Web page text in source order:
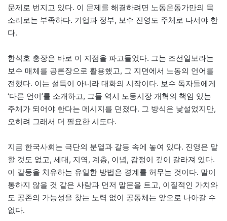
문제로 번지고 있다. 이 문제를 해결하려면 노동운동가만의 목
소리로는 부족하다. 기업과 정부, 보수 진영도 주체로 나서야 한
다.
한석호 총장은 바로 이 지점을 파고들었다. 그는 조선일보라는
보수 매체를 공론장으로 활용했고, 그 지면에서 노동의 언어를
전했다. 이는 설득이 아니라 대화의 시작이다. 보수 독자들에게
‘다른 언어’를 소개하고, 그들 역시 노동시장 개혁의 책임 있는
주체가 되어야 한다는 메시지를 던졌다. 그 방식은 낯설었지만,
오히려 그래서 더 필요한 시도다.
지금 한국사회는 극단의 분열과 갈등 속에 놓여 있다. 진영은 말
할 것도 없고, 세대, 지역, 계층, 이념, 감정이 깊이 갈라져 있다.
이 갈등을 치유하는 유일한 방법은 경계를 허무는 것이다. 말이
통하지 않을 것 같은 사람과 먼저 말문을 트고, 이질적인 가치와
도 공존의 가능성을 찾는 노력 없이 공동체는 앞으로 나아갈 수
없다.